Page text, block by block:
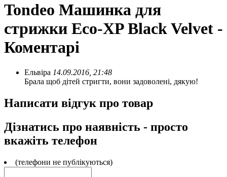
Tondeo Машинка для
стрижки Eco-XP Black Velvet -
Коментарі
Ельвіра 14.09.2016, 21:48
Брала щоб дітей стригти, вони задоволені, дякую!
Написати відгук про товар
Дізнатись про наявність - просто
вкажіть телефон
(телефони не публікуються)